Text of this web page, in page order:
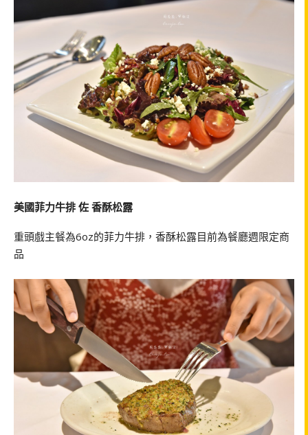
美國菲力牛排 佐 香酥松露
重頭戲主餐為6oz的菲力牛排，香酥松露目前為餐廳週限定商
品